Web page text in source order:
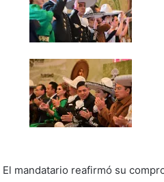
El mandatario reafirmó su